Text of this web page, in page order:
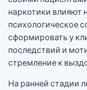
наркотики влияют
психологическое
сформировать у
последствий и
стремление к
На ранней стадии